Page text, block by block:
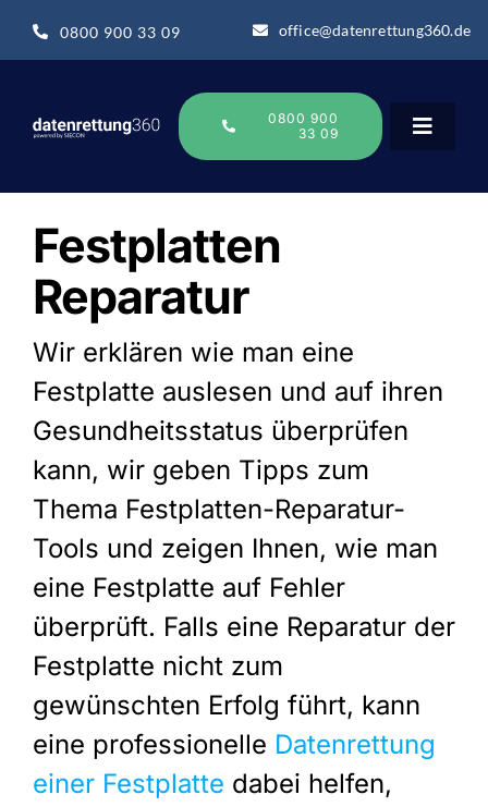
Inhalt
0800 900 33 09 office@datenrettung360.de
Toggle
Datenrettung
Über uns
Online Sofort Analyse
0800 900
33 09
Festplatten
Reparatur
Wir erklären wie man eine
Festplatte auslesen und auf ihren
Gesundheitsstatus überprüfen
kann, wir geben Tipps zum
Thema Festplatten-Reparatur-
Tools und zeigen Ihnen, wie man
eine Festplatte auf Fehler
überprüft. Falls eine Reparatur der
Festplatte nicht zum
gewünschten Erfolg führt, kann
eine professionelle Datenrettung
einer Festplatte dabei helfen,